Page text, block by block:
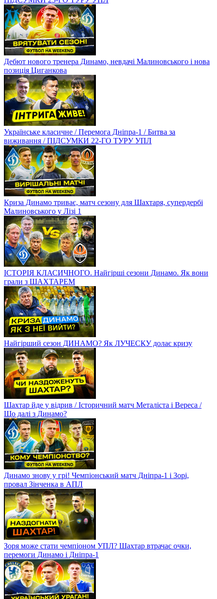
Дебют нового тренера Динамо, невдачі Малиновського і нова
позиція Циганкова
Українське класичне / Перемога Дніпра-1 / Битва за
виживання / ПІДСУМКИ 22-ГО ТУРУ УПЛ
Криза Динамо триває, матч сезону для Шахтаря, супердербі
Малиновського у Лізі 1
ІСТОРІЯ КЛАСИЧНОГО. Найгірші сезони Динамо. Як вони
грали з ШАХТАРЕМ
Найгірший сезон ДИНАМО? Як ЛУЧЕСКУ долає кризу
Шахтар йде у відрив / Історичний матч Металіста і Вереса /
Що далі з Динамо?
Динамо знову у грі! Чемпіонський матч Дніпра-1 і Зорі,
провал Зінченка в АПЛ
Зоря може стати чемпіоном УПЛ? Шахтар втрачає очки,
перемоги Динамо і Дніпра-1